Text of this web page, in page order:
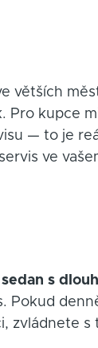
větších
Pro kupce
— to je
ve
sedan s
Pokud
zvládnete s